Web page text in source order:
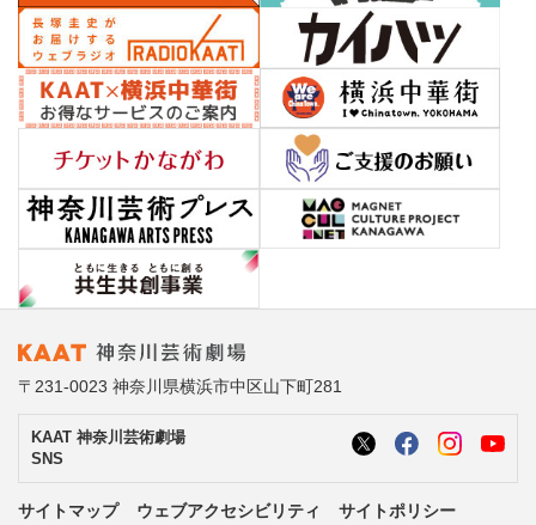
〒231-0023 神奈川県横浜市中区山下町281
KAAT 神奈川芸術劇場
SNS
サイトマップ ウェブアクセシビリティ
サイトポリシー